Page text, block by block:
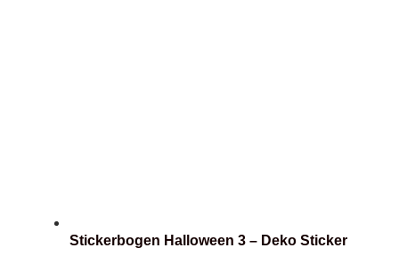
Stickerbogen Halloween 3 – Deko Sticker